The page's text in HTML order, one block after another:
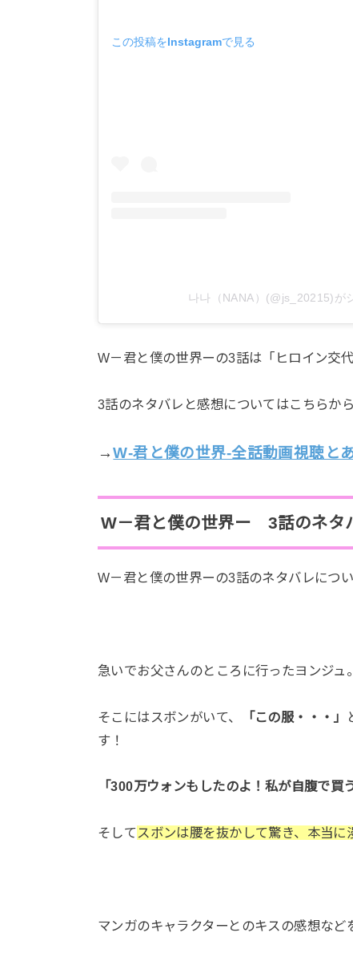
この投稿をInstagramで見る
나나（NANA）(@js_20215)が
W－君と僕の世界ーの3話は「ヒロイン交代
3話のネタバレと感想についてはこちらか
→W-君と僕の世界-全話動画視聴と
W－君と僕の世界ー 3話のネタ
W－君と僕の世界ーの3話のネタバレについ
急いでお父さんのところに行ったヨンジュ。
そこにはスボンがいて、 「この服・・・」
す！
「300万ウォンもしたのよ！私が自腹で買
そして スボンは腰を抜かして驚き、本当に
マンガのキャラクターとのキスの感想など